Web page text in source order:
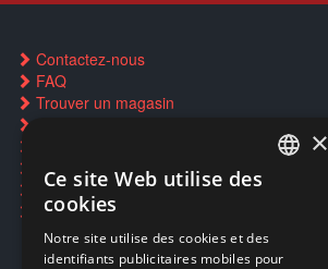
Contactez-nous
FAQ
Trouver un magasin
Restauration CD griffés
Réparations & SAV
Smartpoints
×
Ce site Web utilise des
cookies
Notre site utilise des cookies et des
identifiants publicitaires mobiles pour